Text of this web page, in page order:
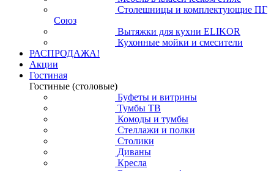
Столешницы и комплектующие ПГ
Союз
Вытяжки для кухни ELIKOR
Кухонные мойки и смесители
РАСПРОДАЖА!
Акции
Гостиная
Гостиные (столовые)
Буфеты и витрины
Тумбы ТВ
Комоды и тумбы
Стеллажи и полки
Столики
Диваны
Кресла